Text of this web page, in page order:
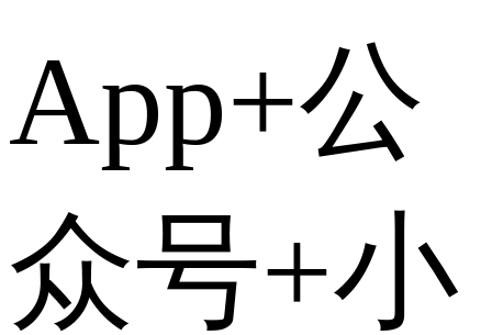
App+公
众号+小